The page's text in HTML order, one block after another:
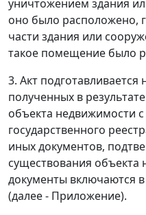
уничтожением здания
оно было расположено,
части здания или
такое помещение было
3. Акт
полученных в
объекта недвижимости
государственного
иных документов,
существования
документы включаются
(далее - Приложение).